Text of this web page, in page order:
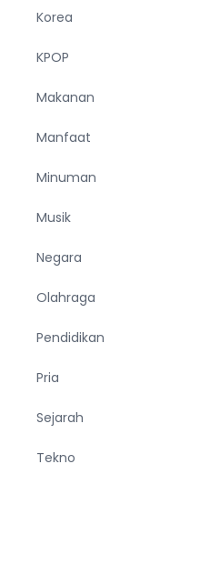
Korea
KPOP
Makanan
Manfaat
Minuman
Musik
Negara
Olahraga
Pendidikan
Pria
Sejarah
Tekno